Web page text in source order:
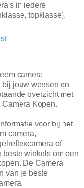
in iedere
topklasse).
camera
bij jouw wensen en
overzicht met
Camera Kopen.
voor bij het
camera,
of
beste winkels om een
De Camera
van je beste